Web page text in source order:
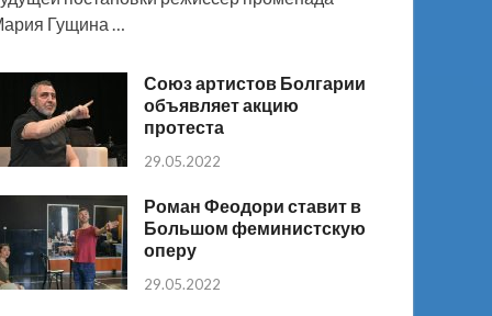
Гущина …
Союз артистов Болгарии
объявляет акцию
протеста
29.05.2022
Роман Феодори ставит в
Большом феминистскую
оперу
29.05.2022